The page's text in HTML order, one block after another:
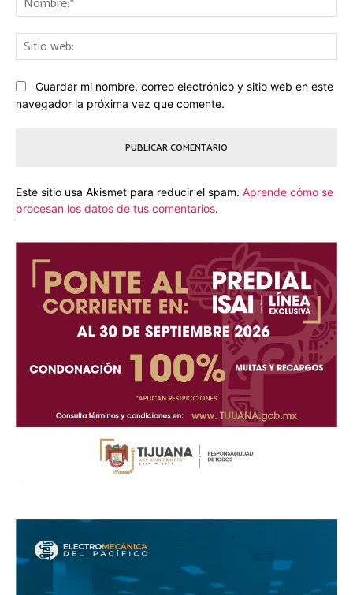
Guardar mi nombre, correo electrónico y sitio web en este
navegador la próxima vez que comente.
Este sitio usa Akismet para reducir el spam. Aprende cómo se
procesan los datos de tus comentarios.